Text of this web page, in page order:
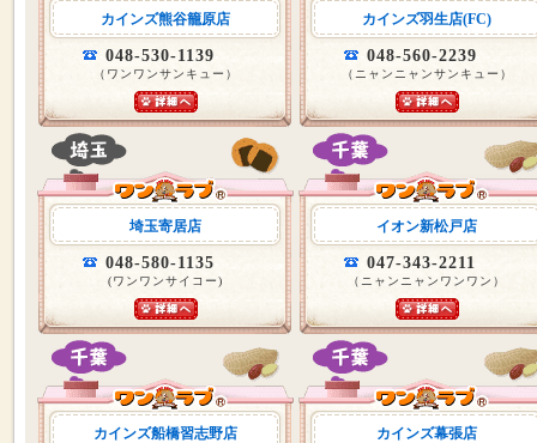
カインズ熊谷籠原店
048-530-1139
（ワンワンサンキュー）
カインズ羽生店(FC)
048-560-2239
（ニャンニャンサンキュー）
埼玉寄居店
048-580-1135
(ワンワンサイコー)
イオン新松戸店
047-343-2211
（ニャンニャンワンワン）
カインズ船橋習志野店 カインズ幕張店